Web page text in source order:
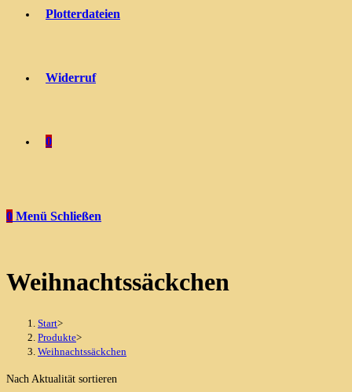
Plotterdateien
Widerruf
0
0 Menü Schließen
Weihnachtssäckchen
Start>
Produkte>
Weihnachtssäckchen
Nach Aktualität sortieren